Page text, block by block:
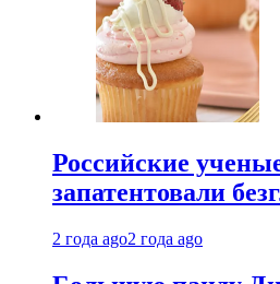
Российские
запатентовали
2 года ago2 года ago